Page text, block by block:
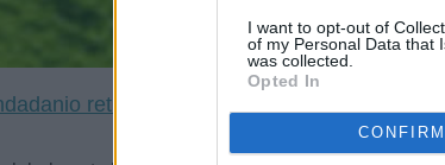
I want to opt-out of
of my Personal Data that
was collected.
Opted In
CONFIRM
retiarius